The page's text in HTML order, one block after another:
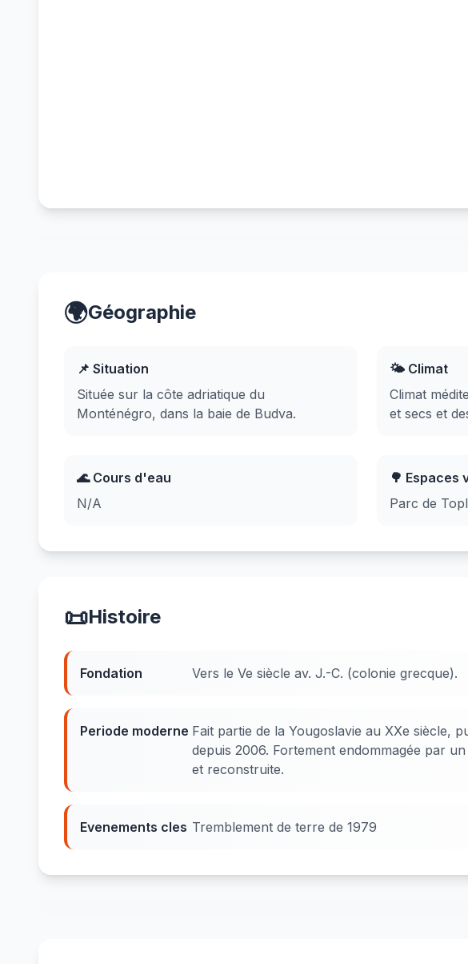
🌍Géographie
📌 Situation
Située sur la côte adriatique du
Monténégro, dans la baie de Budva.
🌤️ Climat
Climat
et secs et
🌊 Cours d'eau
N/A
🌳 Espaces
Parc de
📜Histoire
Fondation Vers le Ve siècle av. J.-C. (colonie grecque).
Periode moderne Fait partie de la Yougoslavie au XXe siècle,
depuis 2006. Fortement endommagée par
et reconstruite.
Evenements cles Tremblement de terre de 1979